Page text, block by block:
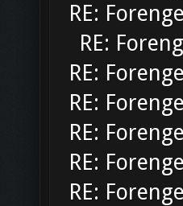
RE:
RE:
RE:
RE:
RE:
RE:
RE: